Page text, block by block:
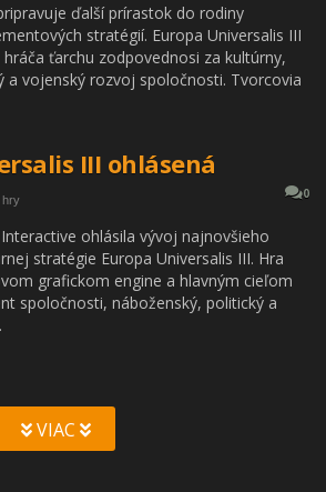
ďalší prírastok do rodiny
stratégií. Europa Universalis III
ťarchu zodpovednosi za kultúrny,
a vojenský rozvoj spoločnosti. Tvorcovia
III ohlásená
0
hry
ohlásila vývoj najnovšieho
stratégie Europa Universalis III. Hra
grafickom engine a hlavným cieľom
spoločnosti, náboženský, politický a
VIAC